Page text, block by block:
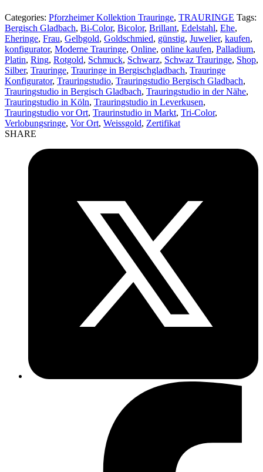
Categories: Pforzheimer Kollektion Trauringe, TRAURINGE Tags:
Bergisch Gladbach, Bi-Color, Bicolor, Brillant, Edelstahl, Ehe,
Eheringe, Frau, Gelbgold, Goldschmied, günstig, Juwelier, kaufen,
konfigurator, Moderne Trauringe, Online, online kaufen, Palladium,
Platin, Ring, Rotgold, Schmuck, Schwarz, Schwaz Trauringe, Shop,
Silber, Trauringe, Trauringe in Bergischgladbach, Trauringe
Konfigurator, Trauringstudio, Trauringstudio Bergisch Gladbach,
Trauringstudio in Bergisch Gladbach, Trauringstudio in der Nähe,
Trauringstudio in Köln, Trauringstudio in Leverkusen,
Trauringstudio vor Ort, Traurinstudio in Markt, Tri-Color,
Verlobungsringe, Vor Ort, Weissgold, Zertifikat
SHARE